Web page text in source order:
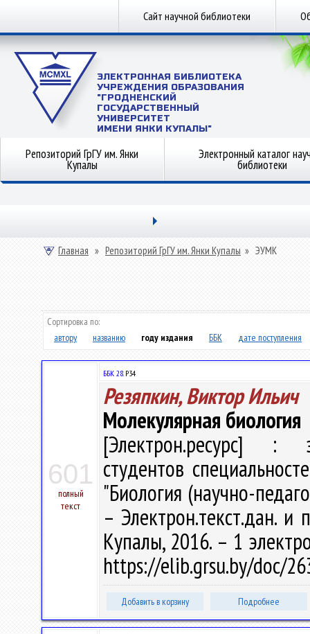
Сайт научной библиотеки
ЭЛЕКТРОННАЯ БИБЛИОТЕКА
УЧРЕЖДЕНИЯ ОБРАЗОВАНИЯ
"ГРОДНЕНСКИЙ
ГОСУДАРСТВЕННЫЙ
УНИВЕРСИТЕТ
ИМЕНИ ЯНКИ КУПАЛЫ"
Репозиторий ГрГУ им. Янки
Купалы
Электронный каталог
библиотеки
Главная » Репозиторий ГрГУ им. Янки Купалы » ЭУМК
Сортировка по:
автору
названию году издания ББК дате поступления
601
полный
текст
ББК 28.Р34
Резяпкин, Виктор Ильич
Молекулярная биология
[Электрон.ресурс] :
студентов
"Биология (научно-
– Электрон.текст.дан.
Купалы, 2016. – 1
https://elib.grsu.by/doc/
Добавить в корзину Подробнее